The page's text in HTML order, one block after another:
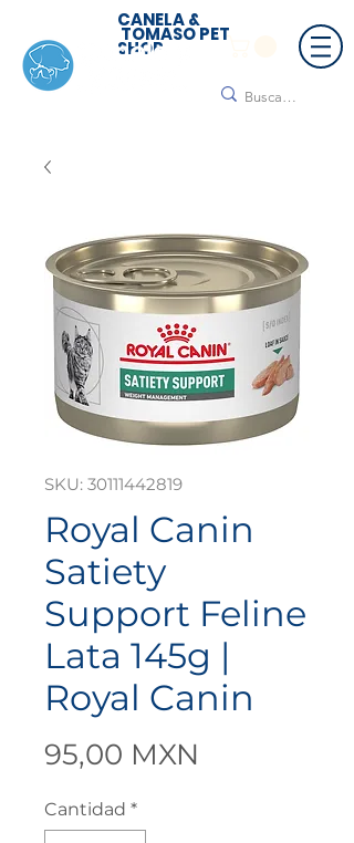
CANELA &
TOMASO PET
SHOP
SKU: 30111442819
Royal Canin
Satiety
Support Feline
Lata 145g |
Royal Canin
95,00 MXN
Cantidad *